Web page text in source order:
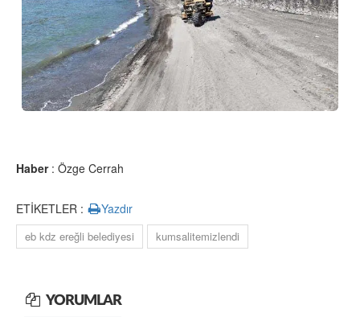
Haber: Özge Cerrah
ETİKETLER : Yazdır
eb kdz ereğli belediyesi kumsalitemizlendi
YORUMLAR